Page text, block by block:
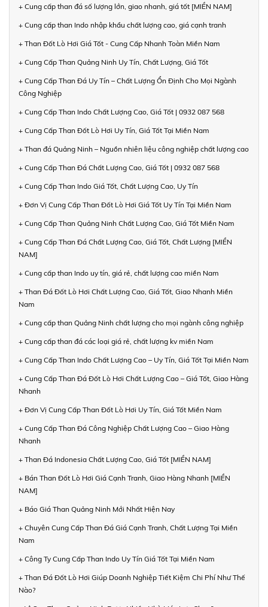
+ Cung cấp than đá số lượng lớn, giao nhanh, giá tốt [MIỀN NAM]
+ Cung cấp than Indo nhập khẩu chất lượng cao, giá cạnh tranh
+ Than Đốt Lò Hơi Giá Tốt - Cung Cấp Nhanh Toàn Miền Nam
+ Cung Cấp Than Quảng Ninh Uy Tín, Chất Lượng, Giá Tốt
+ Cung Cấp Than Đá Uy Tín – Chất Lượng Ổn Định Cho Mọi Ngành
Công Nghiệp
+ Cung Cấp Than Indo Chất Lượng Cao, Giá Tốt | 0932 087 568
+ Cung Cấp Than Đốt Lò Hơi Uy Tín, Giá Tốt Tại Miền Nam
+ Than đá Quảng Ninh – Nguồn nhiên liệu công nghiệp chất lượng cao
+ Cung Cấp Than Đá Chất Lượng Cao, Giá Tốt | 0932 087 568
+ Cung Cấp Than Indo Giá Tốt, Chất Lượng Cao, Uy Tín
+ Đơn Vị Cung Cấp Than Đốt Lò Hơi Giá Tốt Uy Tín Tại Miền Nam
+ Cung Cấp Than Quảng Ninh Chất Lượng Cao, Giá Tốt Miền Nam
+ Cung Cấp Than Đá Chất Lượng Cao, Giá Tốt, Chất Lượng [MIỀN
NAM]
+ Cung cấp than Indo uy tín, giá rẻ, chất lượng cao miền Nam
+ Than Đá Đốt Lò Hơi Chất Lượng Cao, Giá Tốt, Giao Nhanh Miền
Nam
+ Cung cấp than Quảng Ninh chất lượng cho mọi ngành công nghiệp
+ Cung cấp than đá các loại giá rẻ, chất lượng kv miền Nam
+ Cung Cấp Than Indo Chất Lượng Cao – Uy Tín, Giá Tốt Tại Miền Nam
+ Cung Cấp Than Đá Đốt Lò Hơi Chất Lượng Cao – Giá Tốt, Giao Hàng
Nhanh
+ Đơn Vị Cung Cấp Than Đốt Lò Hơi Uy Tín, Giá Tốt Miền Nam
+ Cung Cấp Than Đá Công Nghiệp Chất Lượng Cao – Giao Hàng
Nhanh
+ Than Đá Indonesia Chất Lượng Cao, Giá Tốt [MIỀN NAM]
+ Bán Than Đốt Lò Hơi Giá Cạnh Tranh, Giao Hàng Nhanh [MIỀN
NAM]
+ Báo Giá Than Quảng Ninh Mới Nhất Hiện Nay
+ Chuyên Cung Cấp Than Đá Giá Cạnh Tranh, Chất Lượng Tại Miền
Nam
+ Công Ty Cung Cấp Than Indo Uy Tín Giá Tốt Tại Miền Nam
+ Than Đá Đốt Lò Hơi Giúp Doanh Nghiệp Tiết Kiệm Chi Phí Như Thế
Nào?